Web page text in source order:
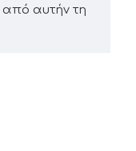
από αυτήν τη